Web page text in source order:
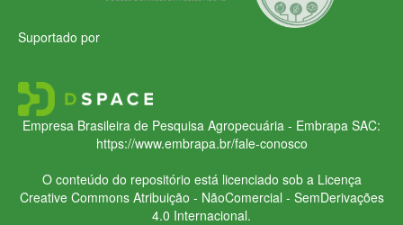
Suportado por
Empresa Brasileira de Pesquisa Agropecuária - Embrapa SAC:
https://www.embrapa.br/fale-conosco
O conteúdo do repositório está licenciado sob a Licença
Creative CommonsAtribuição - NãoComercial - SemDerivações
4.0 Internacional.